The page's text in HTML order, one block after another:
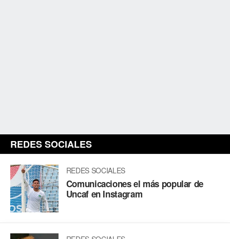
REDES SOCIALES
REDES SOCIALES
Comunicaciones el más popular de
Uncaf en Instagram